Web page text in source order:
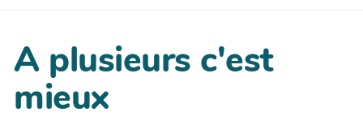
A plusieurs c'est
mieux